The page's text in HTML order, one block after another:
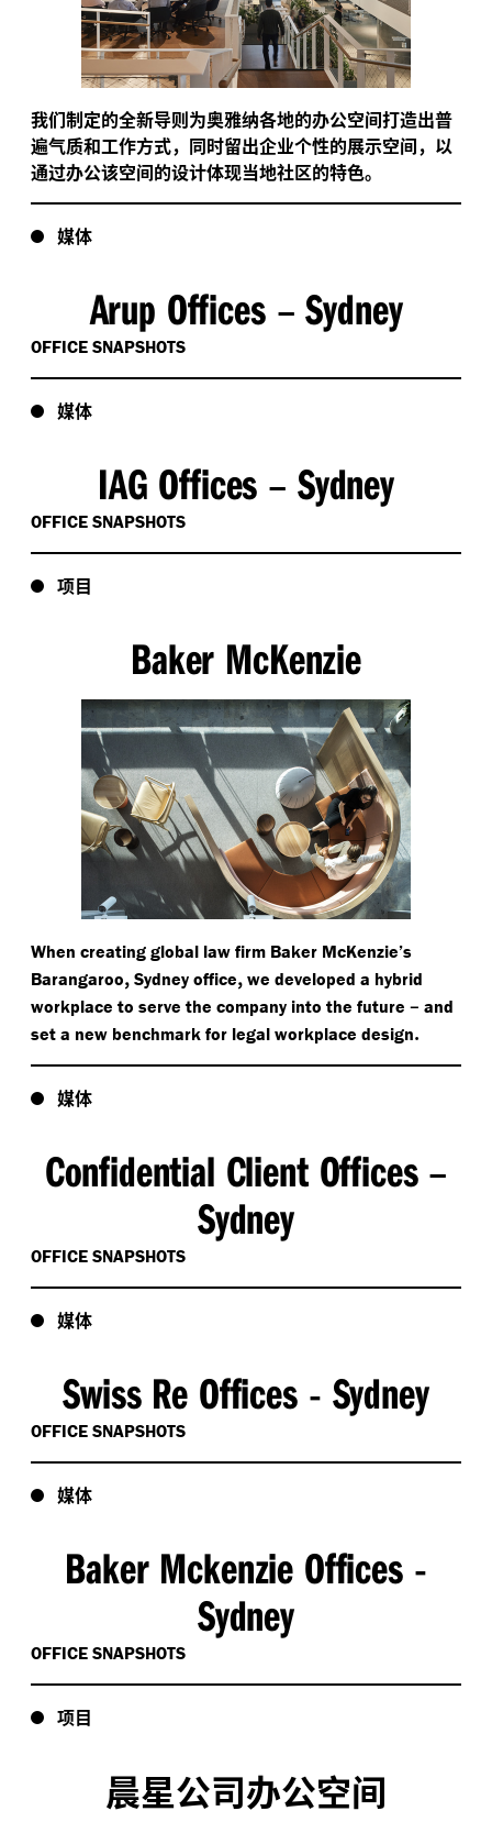
我们制定的全新导则为奥雅纳各地的办公空间打造出普
遍气质和工作方式，同时留出企业个性的展示空间，以
通过办公该空间的设计体现当地社区的特色。
媒体
Arup Offices – Sydney
OFFICE SNAPSHOTS
媒体
IAG Offices – Sydney
OFFICE SNAPSHOTS
项目
Baker McKenzie
When creating global law firm Baker McKenzie’s
Barangaroo, Sydney office, we developed a hybrid
workplace to serve the company into the future – and
set a new benchmark for legal workplace design.
媒体
Confidential Client Offices –
Sydney
OFFICE SNAPSHOTS
媒体
Swiss Re Offices - Sydney
OFFICE SNAPSHOTS
媒体
Baker Mckenzie Offices -
Sydney
OFFICE SNAPSHOTS
项目
晨星公司办公空间